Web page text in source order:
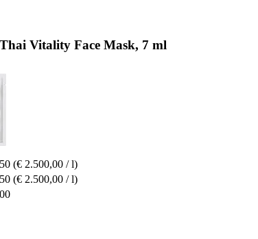
Vitality Face Mask, 7 ml
(€ 2.500,00 / l)
(€ 2.500,00 / l)